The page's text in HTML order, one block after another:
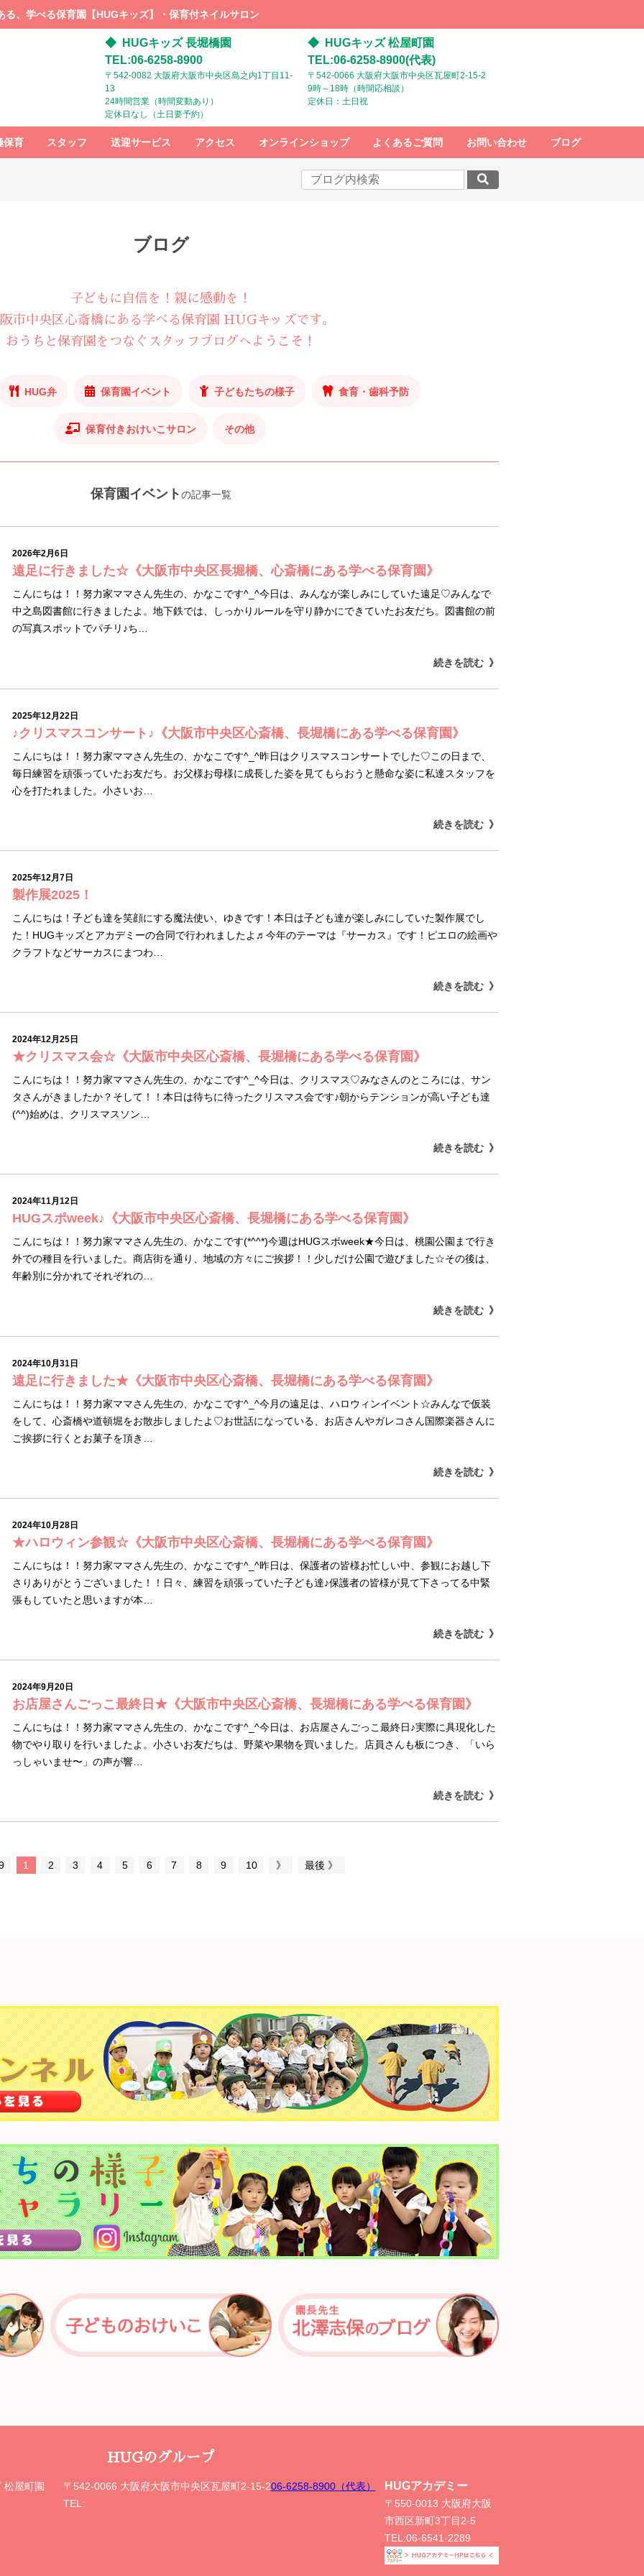
、学べる保育園【HUGキッズ】・保育付ネイルサロン
HUGキッズ 長堀橋園
TEL:06-6258-8900
〒542-0082 大阪府大阪市中央区島之内1丁目11-
13
24時間営業（時間変動あり）
定休日なし（土日要予約）
HUGキッズ 松屋町園
TEL:06-6258-8900(代表)
〒542-0066 大阪府大阪市中央区瓦屋町2-15-2
9時～18時（時間応相談）
定休日：土日祝
保育 スタッフ 送迎サービス アクセス オンラインショップ よくあるご質問 お問い合わせ ブログ
ブログ
子どもに自信を！親に感動を！
市中央区心斎橋にある学べる保育園 HUGキッズです。
おうちと保育園をつなぐスタッフブログへようこそ！
HUG弁 保育園イベント 子どもたちの様子 食育・歯科予防
保育付きおけいこサロン その他
保育園イベントの記事一覧
2026年2月6日
遠足に行きました☆《大阪市中央区長堀橋、心斎橋にある学べる保育園》
こんにちは！！努力家ママさん先生の、かなこです^_^今日は、みんなが楽しみにしていた遠足♡みんなで
中之島図書館に行きましたよ。地下鉄では、しっかりルールを守り静かにできていたお友だち。図書館の前
の写真スポットでパチリ♪ち…
続きを読む
2025年12月22日
♪クリスマスコンサート♪《大阪市中央区心斎橋、長堀橋にある学べる保育園》
こんにちは！！努力家ママさん先生の、かなこです^_^昨日はクリスマスコンサートでした♡この日まで、
毎日練習を頑張っていたお友だち。お父様お母様に成長した姿を見てもらおうと懸命な姿に私達スタッフを
心を打たれました。小さいお…
続きを読む
2025年12月7日
製作展2025！
こんにちは！子ども達を笑顔にする魔法使い、ゆきです！本日は子ども達が楽しみにしていた製作展でし
た！HUGキッズとアカデミーの合同で行われましたよ♬今年のテーマは『サーカス』です！ピエロの絵画や
クラフトなどサーカスにまつわ…
続きを読む
2024年12月25日
★クリスマス会☆《大阪市中央区心斎橋、長堀橋にある学べる保育園》
こんにちは！！努力家ママさん先生の、かなこです^_^今日は、クリスマス♡みなさんのところには、サン
タさんがきましたか？そして！！本日は待ちに待ったクリスマス会です♪朝からテンションが高い子ども達
(^^)始めは、クリスマスソン…
続きを読む
2024年11月12日
HUGスポweek♪《大阪市中央区心斎橋、長堀橋にある学べる保育園》
こんにちは！！努力家ママさん先生の、かなこです(*^^*)今週はHUGスポweek★今日は、桃園公園まで行き
外での種目を行いました。商店街を通り、地域の方々にご挨拶！！少しだけ公園で遊びました☆その後は、
年齢別に分かれてそれぞれの…
続きを読む
2024年10月31日
遠足に行きました★《大阪市中央区心斎橋、長堀橋にある学べる保育園》
こんにちは！！努力家ママさん先生の、かなこです^_^今月の遠足は、ハロウィンイベント☆みんなで仮装
をして、心斎橋や道頓堀をお散歩しましたよ♡お世話になっている、お店さんやガレコさん国際楽器さんに
ご挨拶に行くとお菓子を頂き…
続きを読む
2024年10月28日
★ハロウィン参観☆《大阪市中央区心斎橋、長堀橋にある学べる保育園》
こんにちは！！努力家ママさん先生の、かなこです^_^昨日は、保護者の皆様お忙しい中、参観にお越し下
さりありがとうございました！！日々、練習を頑張っていた子ども達♪保護者の皆様が見て下さってる中緊
張もしていたと思いますが本…
続きを読む
2024年9月20日
お店屋さんごっこ最終日★《大阪市中央区心斎橋、長堀橋にある学べる保育園》
こんにちは！！努力家ママさん先生の、かなこです^_^今日は、お店屋さんごっこ最終日♪実際に具現化した
物でやり取りを行いましたよ。小さいお友だちは、野菜や果物を買いました。店員さんも板につき、「いら
っしゃいませ〜」の声が響…
続きを読む
1 2 3 4 5 6 7 8 9 10 》 最後 》
HUGのグループ
松屋町園
〒542-0066 大阪府大阪市中央区瓦屋町2-15-2
TEL:
06-6258-8900（代表） HUGアカデミー
〒550-0013 大阪府大阪
市西区新町3丁目2-5
TEL:06-6541-2289